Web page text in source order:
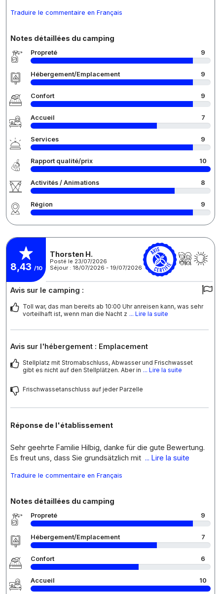
Traduire le commentaire en Français
Notes détaillées du camping
Propreté 9
Hébergement/Emplacement 9
Confort 9
Accueil 7
Services 9
Rapport qualité/prix 10
Activités / Animations 8
Région 9
8,43 /10
Thorsten H.
Posté le 23/07/2026
Séjour : 18/07/2026 - 19/07/2026
Avis sur le camping :
Toll war, das man bereits ab 10:00 Uhr anreisen kann, was sehr
vorteilhaft ist, wenn man die Nacht z ... Lire la suite
Avis sur l'hébergement : Emplacement
Stellplatz mit Stromabschluss, Abwasser und Frischwasset
gibt es nicht auf den Stellplätzen. Aber in ... Lire la suite
Frischwassetanschluss auf jeder Parzelle
Réponse de l'établissement
Sehr geehrte Familie Hilbig, danke für die gute Bewertung.
Es freut uns, dass Sie grundsätzlich mit ... Lire la suite
Traduire le commentaire en Français
Notes détaillées du camping
Propreté 9
Hébergement/Emplacement 7
Confort 6
Accueil 10